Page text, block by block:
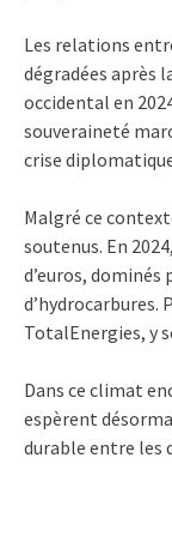
Les relations
dégradées après
occidental en
souveraineté
crise
Malgré ce
soutenus. En
d’euros,
d’hydrocarbures.
TotalEnergies, y
Dans ce climat
espèrent
durable entre les